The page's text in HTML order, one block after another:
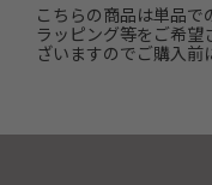
こちらの商品は単品で
ラッピング等をご希望
ざいますのでご購入前